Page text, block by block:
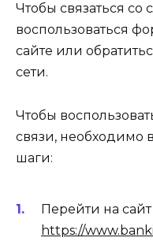
Чтобы связаться
воспользоваться
сайте или
сети.
Чтобы
связи, необходимо
шаги:
Перейти на сайт
https://